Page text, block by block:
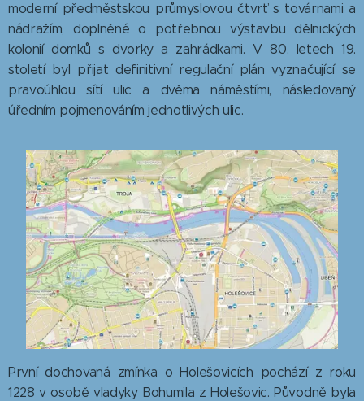
moderní předměstskou průmyslovou čtvrť s továrnami a
nádražím, doplněné o potřebnou výstavbu dělnických
kolonií domků s dvorky a zahrádkami. V 80. letech 19.
století byl přijat definitivní regulační plán vyznačující se
pravoúhlou sítí ulic a dvěma náměstími, následovaný
úředním pojmenováním jednotlivých ulic.
První dochovaná zmínka o Holešovicích pochází z roku
1228 v osobě vladyky Bohumila z Holešovic. Původně byla